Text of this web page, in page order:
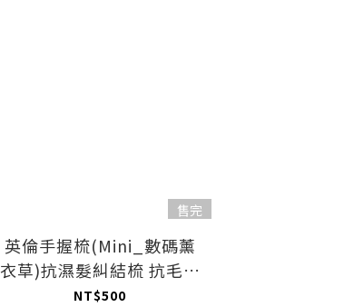
售完
英倫手握梳(Mini_數碼薰
衣草)抗濕髮糾結梳 抗毛躁
梳
NT$500